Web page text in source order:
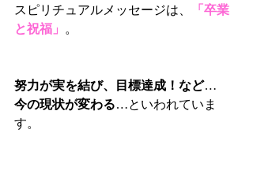
スピリチュアルメッセージは、
「卒業
と祝福」 。
努力が実を結び、目標達成！など…
今の現状が変わる…といわれていま
す。